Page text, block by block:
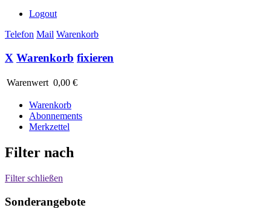
Logout
Telefon Mail Warenkorb
X Warenkorb fixieren
Warenwert 0,00 €
Warenkorb
Abonnements
Merkzettel
Filter nach
Filter schließen
Sonderangebote